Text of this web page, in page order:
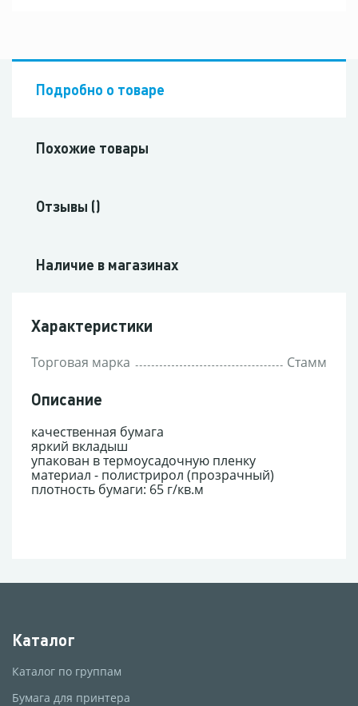
Подробно о товаре
Похожие товары
Отзывы ()
Наличие в магазинах
Характеристики
Торговая марка Стамм
Описание
качественная бумага
яркий вкладыш
упакован в термоусадочную пленку
материал - полистрирол (прозрачный)
плотность бумаги: 65 г/кв.м
Каталог
Каталог по группам
Бумага для принтера